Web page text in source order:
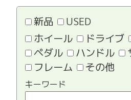
新品
USED
ホイール
ドライブ
ペダル
ハンドル
フレーム
その他
キーワード